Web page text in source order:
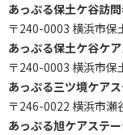
あっぷる保⼟ケ⾕訪
〒240-0003 横浜市
あっぷる保⼟ケ⾕ケ
〒240-0003 横浜市
あっぷる三ツ境ケア
〒246-0022 横浜市瀬
あっぷる旭ケアステ